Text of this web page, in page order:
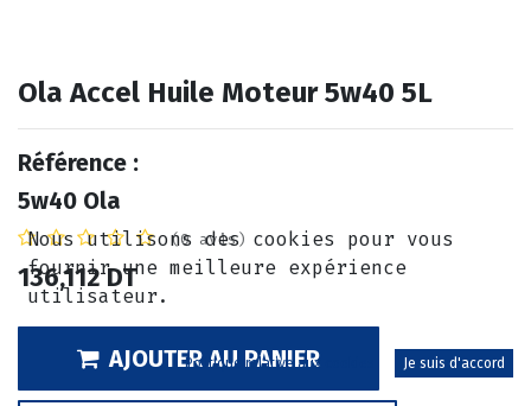
Ola Accel Huile Moteur 5w40 5L
Référence :
5w40 Ola
(0 avis)
136,112DT
AJOUTER AU PANIER
Nous utilisons des cookies pour vous
fournir une meilleure expérience
utilisateur.
Politique relative aux cookies Je suis d'accord